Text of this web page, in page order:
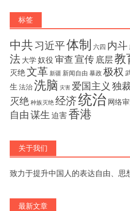
标签
中共习近平体制 六四 内斗
法 大学 奴役 审查宣传底层教
灭绝文革 新疆 新闻自由 暴政 极权
生 法治洗脑 灾害 爱国主义 独
灭绝 种族灭绝 经济统治 网络
自由 谋生 迫害香港
关于我们
致力于提升中国人的表达自由、思
最新文章